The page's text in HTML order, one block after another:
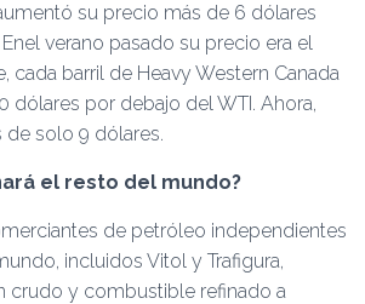
su precio más de 6 dólares
verano pasado su precio era el
cada barril de Heavy Western Canada
dólares por debajo del WTI. Ahora,
de solo 9 dólares.
el resto del mundo?
de petróleo independientes
incluidos Vitol y Trafigura,
crudo y combustible refinado a